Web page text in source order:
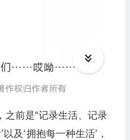
之前是“记录生活、记录
及‘拥抱每一种生活’，